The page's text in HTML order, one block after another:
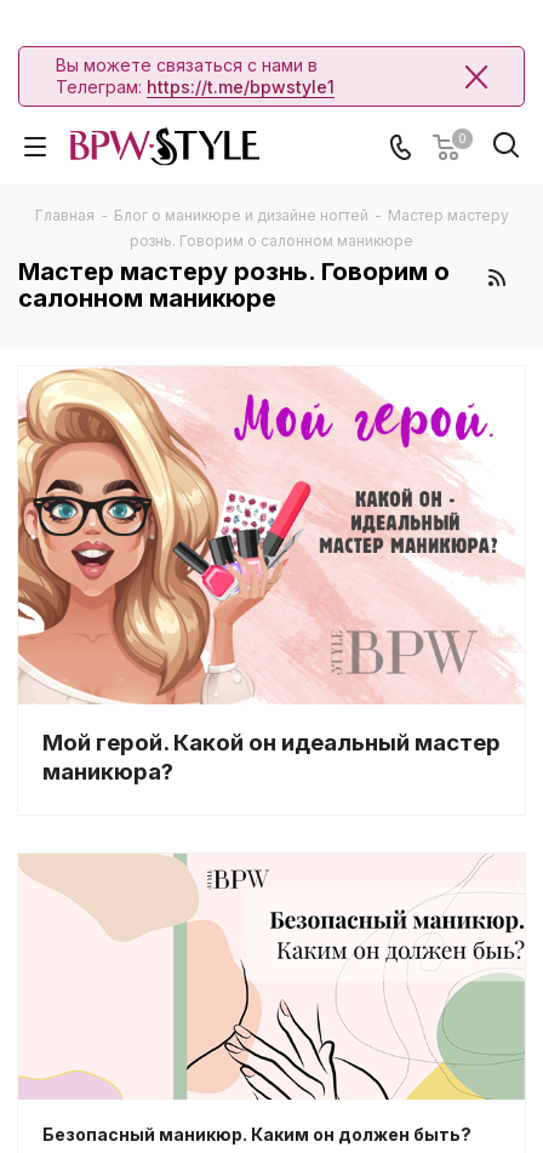
Вы можете связаться с нами в
Телеграм: https://t.me/bpwstyle1
0
Главная - Блог о маникюре и дизайне ногтей - Мастер мастеру
рознь. Говорим о салонном маникюре
Мастер мастеру рознь. Говорим о
салонном маникюре
Мой герой. Какой он идеальный мастер
маникюра?
Безопасный маникюр. Каким он должен быть?